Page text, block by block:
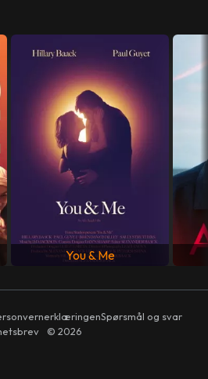
You & Me
Spørsmål og svar
© 2026